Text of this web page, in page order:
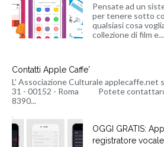
Pensate ad un
per tenere sotto
qualsiasi cosa
collezione di film e...
Contatti Apple Caffe'
L' Associazione Culturale applecaffe.net
31 - 00152 - Roma Potete contattarci
8390...
OGGI GRATIS:
registratore